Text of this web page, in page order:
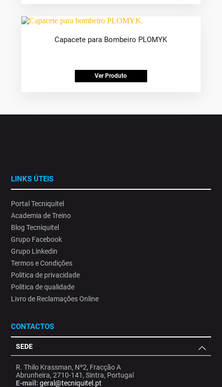
Capacete para Bombeiro PLOMYK
Ver Produto
LINKS ÚTEIS
Portal Tecniquitel
Academia de Treino
Blog Tecniquitel
Grupo Facebook
Grupo Linkedin
Termos e Condições
Politica de privacidade
Politica de qualidade
Livro de Reclamações Online
CONTACTOS
SEDE
R. Thilo Krassman, Nº2, Fracção A
Abrunheira, 2710-141, Sintra, Portugal
E-mail: geral@tecniquitel.pt